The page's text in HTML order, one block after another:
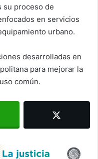
su proceso de
en servicios
urbano.
desarrolladas en
para mejorar la
común.